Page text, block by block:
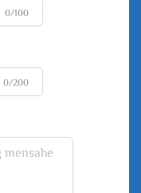
0/100
0/200